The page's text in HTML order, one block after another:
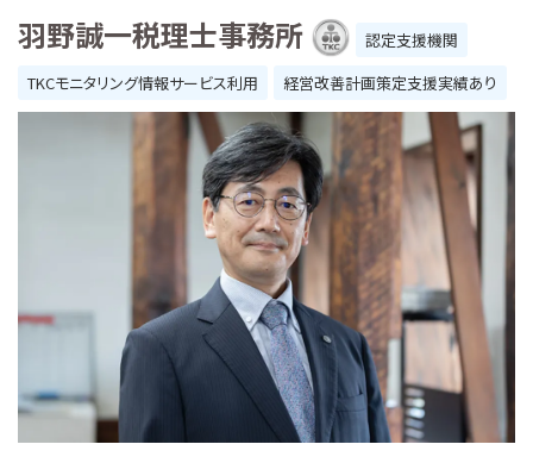
羽野誠一税理士事務所
認定支援機関
TKCモニタリング情報サービス利用
経営改善計画策定支援実績あり